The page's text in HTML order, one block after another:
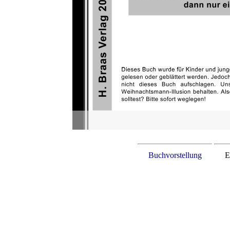
Buchvorstellung